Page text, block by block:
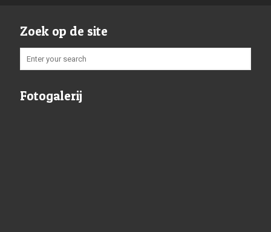
Zoek op de site
Fotogalerij